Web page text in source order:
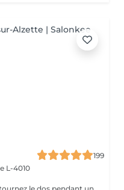
199
L-4010